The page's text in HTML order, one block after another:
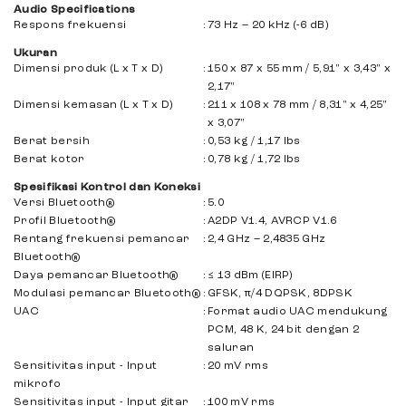
cipta. Tinjau ketentuan terkait penggunaan musik yang
direkam atau dilisensikan, dan layanan streaming, sebelum
Audio Specifications
Respons frekuensi
: 73 Hz – 20 kHz (-6 dB)
Ukuran
Dimensi produk (L x T x D)
: 150 x 87 x 55 mm / 5,91" x 3,43" x
2,17"
Dimensi kemasan (L x T x D)
: 211 x 108 x 78 mm / 8,31" x 4,25"
x 3,07"
Berat bersih
: 0,53 kg / 1,17 lbs
Berat kotor
: 0,78 kg / 1,72 lbs
Spesifikasi Kontrol dan Koneksi
Versi Bluetooth®
: 5.0
Profil Bluetooth®
: A2DP V1.4, AVRCP V1.6
Rentang frekuensi pemancar
Bluetooth®
: 2,4 GHz – 2,4835 GHz
Daya pemancar Bluetooth® : ≤ 13 dBm (EIRP)
Modulasi pemancar Bluetooth® : GFSK, π/4 DQPSK, 8DPSK
UAC
: Format audio UAC mendukung
PCM, 48 K, 24 bit dengan 2
saluran
Sensitivitas input - Input
mikrofo
: 20 mV rms
Sensitivitas input - Input gitar : 100 mV rms